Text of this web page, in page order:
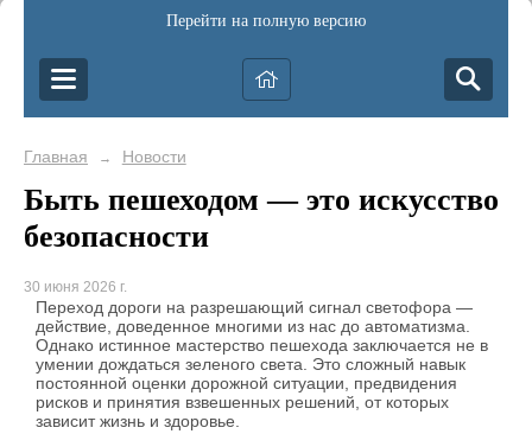
Перейти на полную версию
Главная → Новости
Быть пешеходом — это искусство
безопасности
30 июня 2026 г.
Переход дороги на разрешающий сигнал светофора —
действие, доведенное многими из нас до автоматизма.
Однако истинное мастерство пешехода заключается не в
умении дождаться зеленого света. Это сложный навык
постоянной оценки дорожной ситуации, предвидения
рисков и принятия взвешенных решений, от которых
зависит жизнь и здоровье.